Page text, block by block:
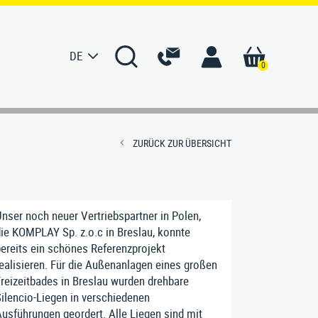
DE
0
KONTAKT
Kontaktformular
ZURÜCK ZUR ÜBERSICHT
noch neuer Vertriebspartner in Polen,
KOMPLAY Sp. z.o.c in Breslau, konnte
ein schönes Referenzprojekt
Für die Außenanlagen eines großen
in Breslau wurden drehbare
Liegen in verschiedenen
geordert. Alle Liegen sind mit